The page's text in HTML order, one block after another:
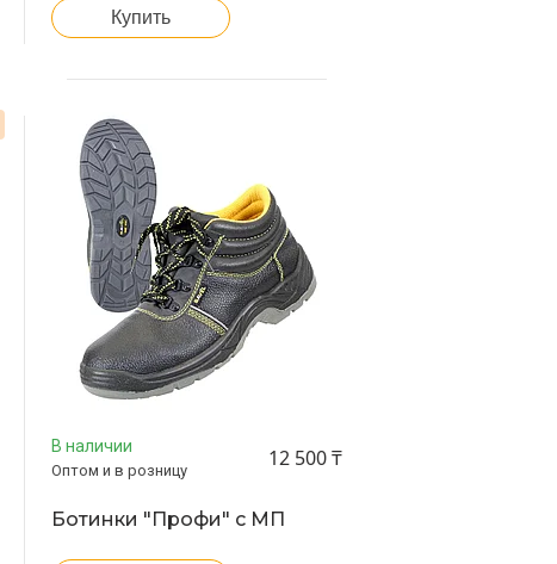
Купить
В наличии
Оптом и в розницу 12 500 ₸
Ботинки "Профи" с МП